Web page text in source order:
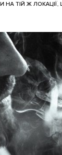
НА ТІЙ Ж ЛОКАЦІЇ,